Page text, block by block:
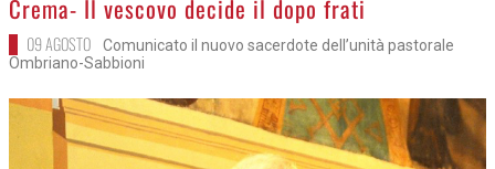
Crema- Il vescovo decide il dopo frati
09 AGOSTO
Comunicato il nuovo sacerdote dell’unità pastorale
Ombriano-Sabbioni